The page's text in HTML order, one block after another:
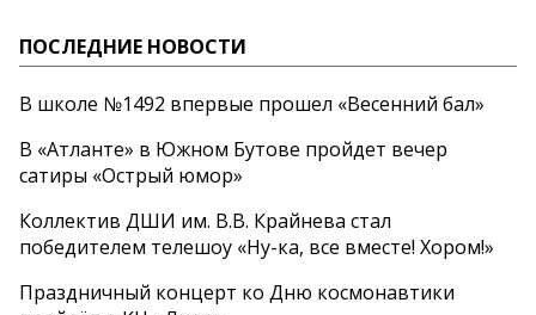
ПОСЛЕДНИЕ НОВОСТИ
В школе №1492 впервые прошел «Весенний бал»
В «Атланте» в Южном Бутове пройдет вечер
сатиры «Острый юмор»
Коллектив ДШИ им. В.В. Крайнева стал
победителем телешоу «Ну-ка, все вместе! Хором!»
Праздничный концерт ко Дню космонавтики